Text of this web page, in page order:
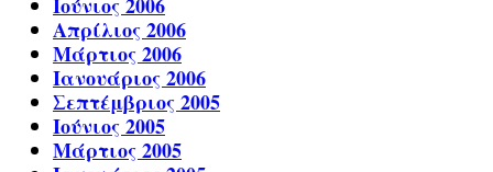
Απρίλιος 2006
Μάρτιος 2006
Ιανουάριος 2006
Σεπτέμβριος 2005
Ιούνιος 2005
Μάρτιος 2005